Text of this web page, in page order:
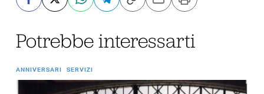
Potrebbe interessarti
ANNIVERSARI SERVIZI